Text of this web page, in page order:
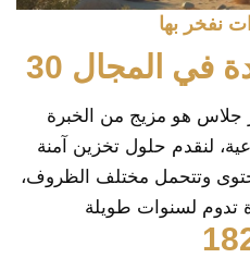
نفخر بها
في المجال
جلاس هو مزيج من الخبرة
لنقدم حلول تخزين آمنة
وتتحمل مختلف الظروف،